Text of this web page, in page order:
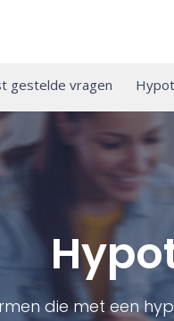
gestelde vragen
die met een